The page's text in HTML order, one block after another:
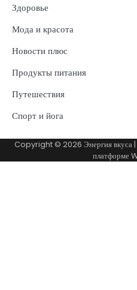
Здоровье
Мода и красота
Новости плюс
Продукты питания
Путешествия
Спорт и йога
Copyright © 2026 Энергия вкуса
платформе